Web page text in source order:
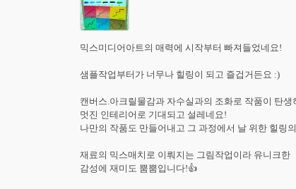
믹스미디어아트의 매력에 시작부터 빠져들었네요!
샘플작업부터가 너무나 힐링이 되고 즐겁거든요 :)
캔버스.아크릴물감과 자수실과의 조화로 작품이 탄
멋진 인테리어로 기대되고 설레네요!
나만의 작품도 만들어내고 그 과정에서 날 위한 힐링
재료의 믹스매치로 이뤄지는 그림작업이라 유니크한
감성에 재미도 뿜뿜입니다!👍